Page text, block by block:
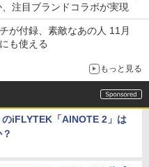
注目ブランドコラボが実現
が付録、素敵なあの人 11月
も使える
もっと見る
iFLYTEK「AINOTE 2」は